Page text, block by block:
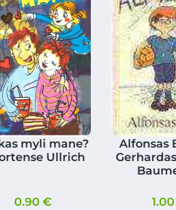
myli mane?
Ullrich
0.90 €
Alfonsas